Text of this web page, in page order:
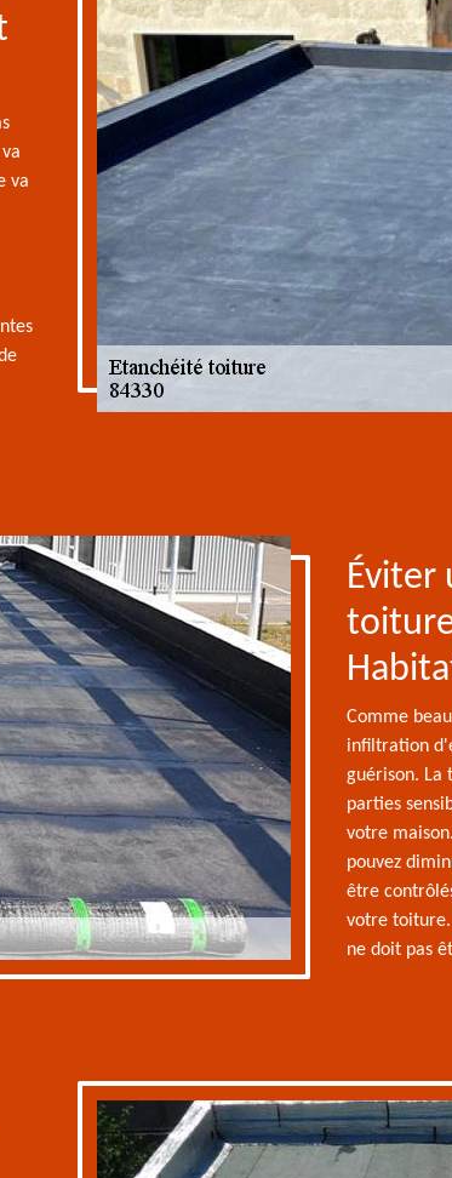
va
Éviter
toiture
Comme
infiltration
guérison. La
parties
votre
pouvez
être
votre toiture.
ne doit pas